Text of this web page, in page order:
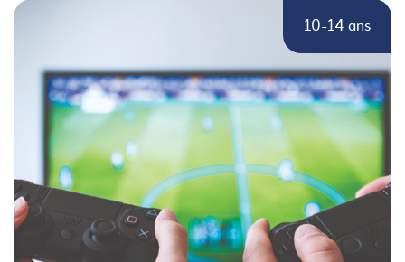
10-14 ans